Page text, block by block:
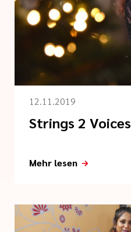
12.11.2019
Strings 2 Voices
Mehr lesen